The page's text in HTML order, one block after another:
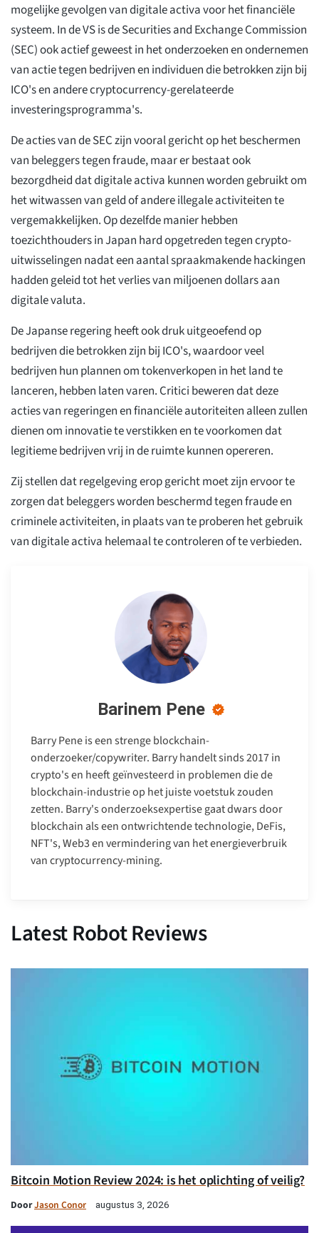
mogelijke gevolgen van digitale activa voor het financiële
systeem. In de VS is de Securities and Exchange Commission
(SEC) ook actief geweest in het onderzoeken en ondernemen
van actie tegen bedrijven en individuen die betrokken zijn bij
ICO's en andere cryptocurrency-gerelateerde
investeringsprogramma's.
De acties van de SEC zijn vooral gericht op het beschermen
van beleggers tegen fraude, maar er bestaat ook
bezorgdheid dat digitale activa kunnen worden gebruikt om
het witwassen van geld of andere illegale activiteiten te
vergemakkelijken. Op dezelfde manier hebben
toezichthouders in Japan hard opgetreden tegen crypto-
uitwisselingen nadat een aantal spraakmakende hackingen
hadden geleid tot het verlies van miljoenen dollars aan
digitale valuta.
De Japanse regering heeft ook druk uitgeoefend op
bedrijven die betrokken zijn bij ICO's, waardoor veel
bedrijven hun plannen om tokenverkopen in het land te
lanceren, hebben laten varen. Critici beweren dat deze
acties van regeringen en financiële autoriteiten alleen zullen
dienen om innovatie te verstikken en te voorkomen dat
legitieme bedrijven vrij in de ruimte kunnen opereren.
Zij stellen dat regelgeving erop gericht moet zijn ervoor te
zorgen dat beleggers worden beschermd tegen fraude en
criminele activiteiten, in plaats van te proberen het gebruik
van digitale activa helemaal te controleren of te verbieden.
Barinem Pene
Barry Pene is een strenge blockchain-
onderzoeker/copywriter. Barry handelt sinds 2017 in
crypto's en heeft geïnvesteerd in problemen die de
blockchain-industrie op het juiste voetstuk zouden
zetten. Barry's onderzoeksexpertise gaat dwars door
blockchain als een ontwrichtende technologie, DeFis,
NFT's, Web3 en vermindering van het energieverbruik
van cryptocurrency-mining.
Latest Robot Reviews
Bitcoin Motion Review 2024: is het oplichting of veilig?
DoorJason Conor augustus 3, 2026